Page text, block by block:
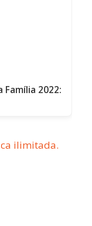
Família 2022:
ilimitada.